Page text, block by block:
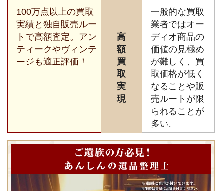
100万点以上の買取
実績と独自販売ルー
トで高額査定。アン
ティークやヴィンテ
ージも適正評価！
高
額
買
取
実
現
一般的な買取
業者ではオー
ディオ商品の
価値の見極め
が難しく、買
取価格が低く
なることや販
売ルートが限
られることが
多い。